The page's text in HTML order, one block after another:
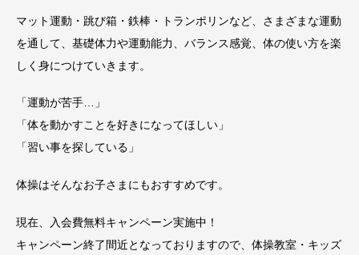
マット運動・跳び箱・鉄棒・トランポリンなど、さまざまな運動
を通して、基礎体力や運動能力、バランス感覚、体の使い方を楽
しく身につけていきます。
「運動が苦手…」
「体を動かすことを好きになってほしい」
「習い事を探している」
体操はそんなお子さまにもおすすめです。
現在、入会費無料キャンペーン実施中！
キャンペーン終了間近となっておりますので、体操教室・キッズ